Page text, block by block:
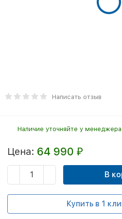
Написать отзыв
Наличие уточняйте у менеджера
Цена: 64 990 ₽
В
Купить в 1